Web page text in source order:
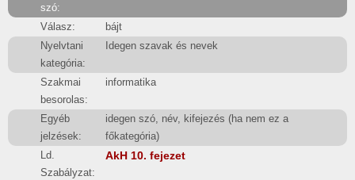
szó:
Válasz:
bájt
Nyelvtani
kategória:
Idegen szavak és nevek
Szakmai
besorolas:
informatika
Egyéb
jelzések:
idegen szó, név, kifejezés (ha nem ez a
főkategória)
Ld.
Szabályzat:
AkH 10. fejezet